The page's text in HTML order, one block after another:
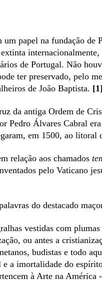
papel na fundação de
internacionalmente,
de Portugal. Não
ter preservado, pelo
de João Baptista. [1]
da antiga Ordem de
Pedro Álvares Cabral
em 1500, ao
relação aos chamados
pelo Vaticano
do destacado
vestidas com
ou antes a
budistas e todo
e a imortalidade do
à Arte na América